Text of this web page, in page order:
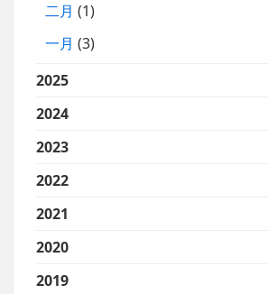
二月 (1)
一月 (3)
2025
2024
2023
2022
2021
2020
2019